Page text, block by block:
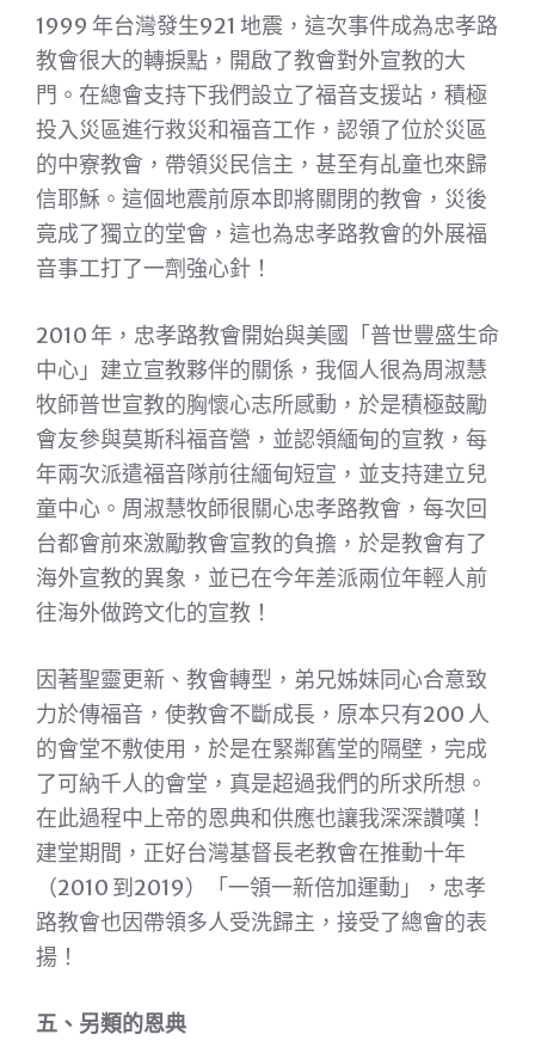
1999 年台灣發生921 地震，這次事件成為忠孝路
教會很大的轉捩點，開啟了教會對外宣教的大
門。在總會支持下我們設立了福音支援站，積極
投入災區進行救災和福音工作，認領了位於災區
的中寮教會，帶領災民信主，甚至有乩童也來歸
信耶穌。這個地震前原本即將關閉的教會，災後
竟成了獨立的堂會，這也為忠孝路教會的外展福
音事工打了一劑強心針！
2010 年，忠孝路教會開始與美國「普世豐盛生命
中心」建立宣教夥伴的關係，我個人很為周淑慧
牧師普世宣教的胸懷心志所感動，於是積極鼓勵
會友參與莫斯科福音營，並認領緬甸的宣教，每
年兩次派遣福音隊前往緬甸短宣，並支持建立兒
童中心。周淑慧牧師很關心忠孝路教會，每次回
台都會前來激勵教會宣教的負擔，於是教會有了
海外宣教的異象，並已在今年差派兩位年輕人前
往海外做跨文化的宣教！
因著聖靈更新、教會轉型，弟兄姊妹同心合意致
力於傳福音，使教會不斷成長，原本只有200 人
的會堂不敷使用，於是在緊鄰舊堂的隔壁，完成
了可納千人的會堂，真是超過我們的所求所想。
在此過程中上帝的恩典和供應也讓我深深讚嘆！
建堂期間，正好台灣基督長老教會在推動十年
（2010 到2019）「一領一新倍加運動」，忠孝
路教會也因帶領多人受洗歸主，接受了總會的表
揚！
五、另類的恩典